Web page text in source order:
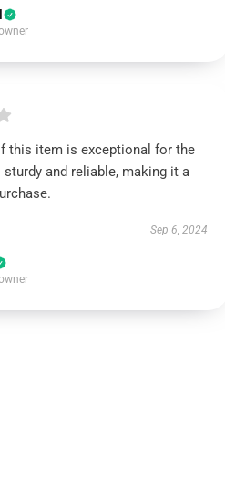
this item is exceptional for the
and reliable, making it a
Sep 6, 2024